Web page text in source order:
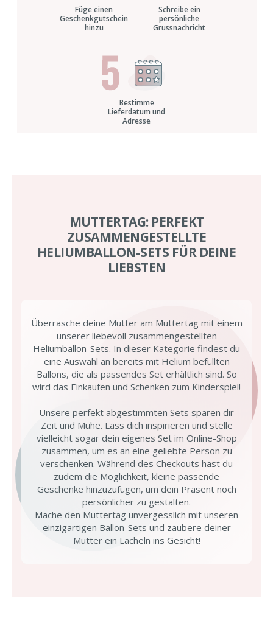
Füge einen
Geschenkgutschein
hinzu
Schreibe ein
persönliche
Grussnachricht
Bestimme
Lieferdatum und
Adresse
MUTTERTAG: PERFEKT
ZUSAMMENGESTELLTE
HELIUMBALLON-SETS FÜR DEINE
LIEBSTEN
Überrasche deine Mutter am Muttertag mit einem
unserer liebevoll zusammengestellten
Heliumballon-Sets. In dieser Kategorie findest du
eine Auswahl an bereits mit Helium befüllten
Ballons, die als passendes Set erhältlich sind. So
wird das Einkaufen und Schenken zum Kinderspiel!
Unsere perfekt abgestimmten Sets sparen dir
Zeit und Mühe. Lass dich inspirieren und stelle
vielleicht sogar dein eigenes Set im Online-Shop
zusammen, um es an eine geliebte Person zu
verschenken. Während des Checkouts hast du
zudem die Möglichkeit, kleine passende
Geschenke hinzuzufügen, um dein Präsent noch
persönlicher zu gestalten.
Mache den Muttertag unvergesslich mit unseren
einzigartigen Ballon-Sets und zaubere deiner
Mutter ein Lächeln ins Gesicht!